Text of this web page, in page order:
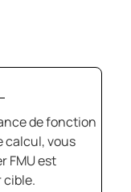
de fonction
calcul, vous
FMU est
cible.